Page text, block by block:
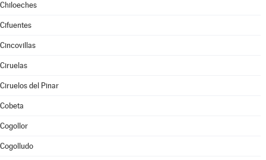
Chiloeches
Cifuentes
Cincovillas
Ciruelas
Ciruelos del Pinar
Cobeta
Cogollor
Cogolludo